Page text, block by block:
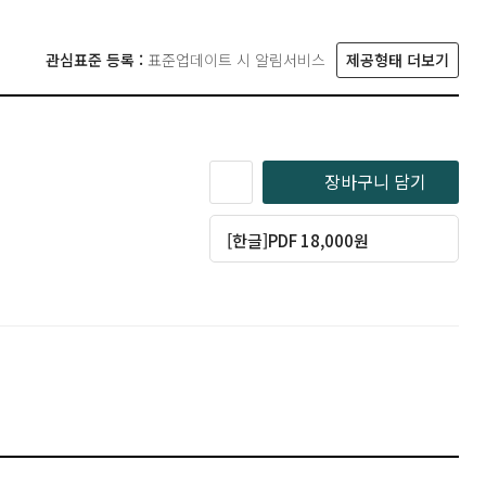
관심표준 등록 : 표준업데이트 시 알림서비스 제공형태 더보기
장바구니 담기
[한글]PDF 18,000원